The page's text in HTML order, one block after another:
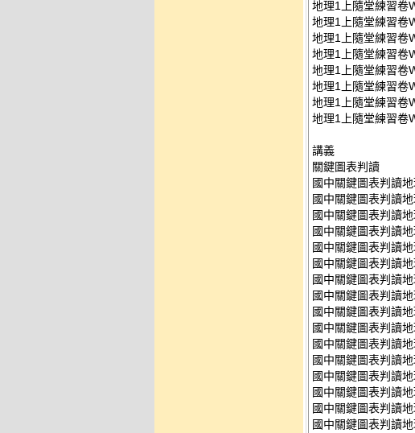
地理1上隨堂練習卷
地理1上隨堂練習卷
地理1上隨堂練習卷
地理1上隨堂練習卷
地理1上隨堂練習卷
地理1上隨堂練習卷
地理1上隨堂練習卷
地理1上隨堂練習卷
講義
關鍵圖表判讀
國中關鍵圖表判讀
國中關鍵圖表判讀
國中關鍵圖表判讀
國中關鍵圖表判讀
國中關鍵圖表判讀
國中關鍵圖表判讀
國中關鍵圖表判讀
國中關鍵圖表判讀
國中關鍵圖表判讀
國中關鍵圖表判讀
國中關鍵圖表判讀
國中關鍵圖表判讀
國中關鍵圖表判讀
國中關鍵圖表判讀
國中關鍵圖表判讀
國中關鍵圖表判讀